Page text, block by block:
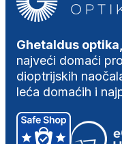
Ghetaldus
najveći domaći
dioptrijskih
leća domaćih i